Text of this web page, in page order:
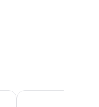
Friesenhaus in
Reetdachhaus "Das